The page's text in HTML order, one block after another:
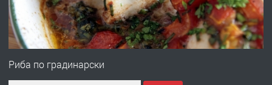
преди 2 години
ПРЕДЛАГА Имот в Северна Гърция, до Кавала
Риба по градинарски